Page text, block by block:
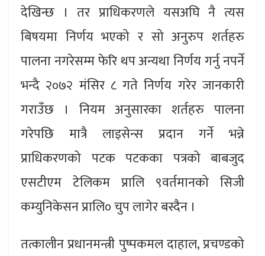
देखिन्छ । तर प्राधिकरणले यसअघि नै त्यस
बिषयमा निर्णय भएको र सो अनुरुप शर्तहरु
पालना नगरेसम्म फेरि थप अन्यथा निर्णय गर्नु नपर्ने
भन्दै २०७२ मंसिर ८ गते निर्णय गरेर जानकारी
गराउँछ । नियम अनुसारका शर्तहरु पालना
गरेपछि मात्रै लाइसेन्स प्रदान गर्ने भन्ने
प्राधिकरणको पटक पटकका पत्रको बाबजुद
एसटीएम टेलिकम प्रालि ९वर्तमानको सिजी
कम्युनिकेसन प्रालि० चुप लागेर बस्दैन ।
तत्कालीन प्रधानमन्त्री पुष्पकमल दाहाल, प्रचण्डको